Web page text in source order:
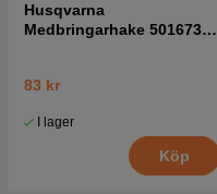
Husqvarna
Medbringarhake 5016732-
83 kr
I lager
Köp